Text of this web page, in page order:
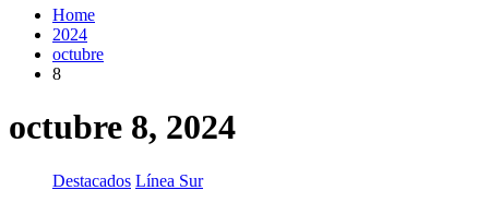
Home
2024
octubre
8
octubre 8, 2024
Destacados Línea Sur